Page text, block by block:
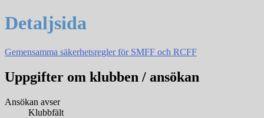
Detaljsida
Gemensamma säkerhetsregler för SMFF och RCFF
Uppgifter om klubben / ansökan
Ansökan avser
Klubbfält